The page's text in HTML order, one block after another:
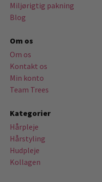
Miljørigtig pakning
Blog
Om os
Om os
Kontakt os
Min konto
Team Trees
Kategorier
Hårpleje
Hårstyling
Hudpleje
Kollagen